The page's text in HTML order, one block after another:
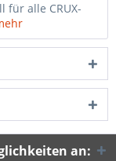
für alle CRUX-
an: